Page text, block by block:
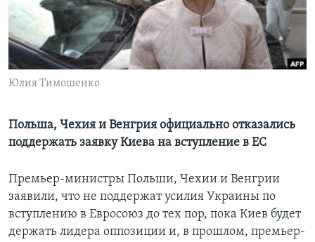
Learning English
СОЦИАЛЬНЫЕ СЕТИ
Языки
Юлия Тимошенко
Польша, Чехия и Венгрия официально отказались
поддержать заявку Киева на вступление в ЕС
Премьер-министры Польши, Чехии и Венгрии
заявили, что не поддержат усилия Украины по
вступлению в Евросоюз до тех пор, пока Киев будет
держать лидера оппозиции и, в прошлом, премьер-